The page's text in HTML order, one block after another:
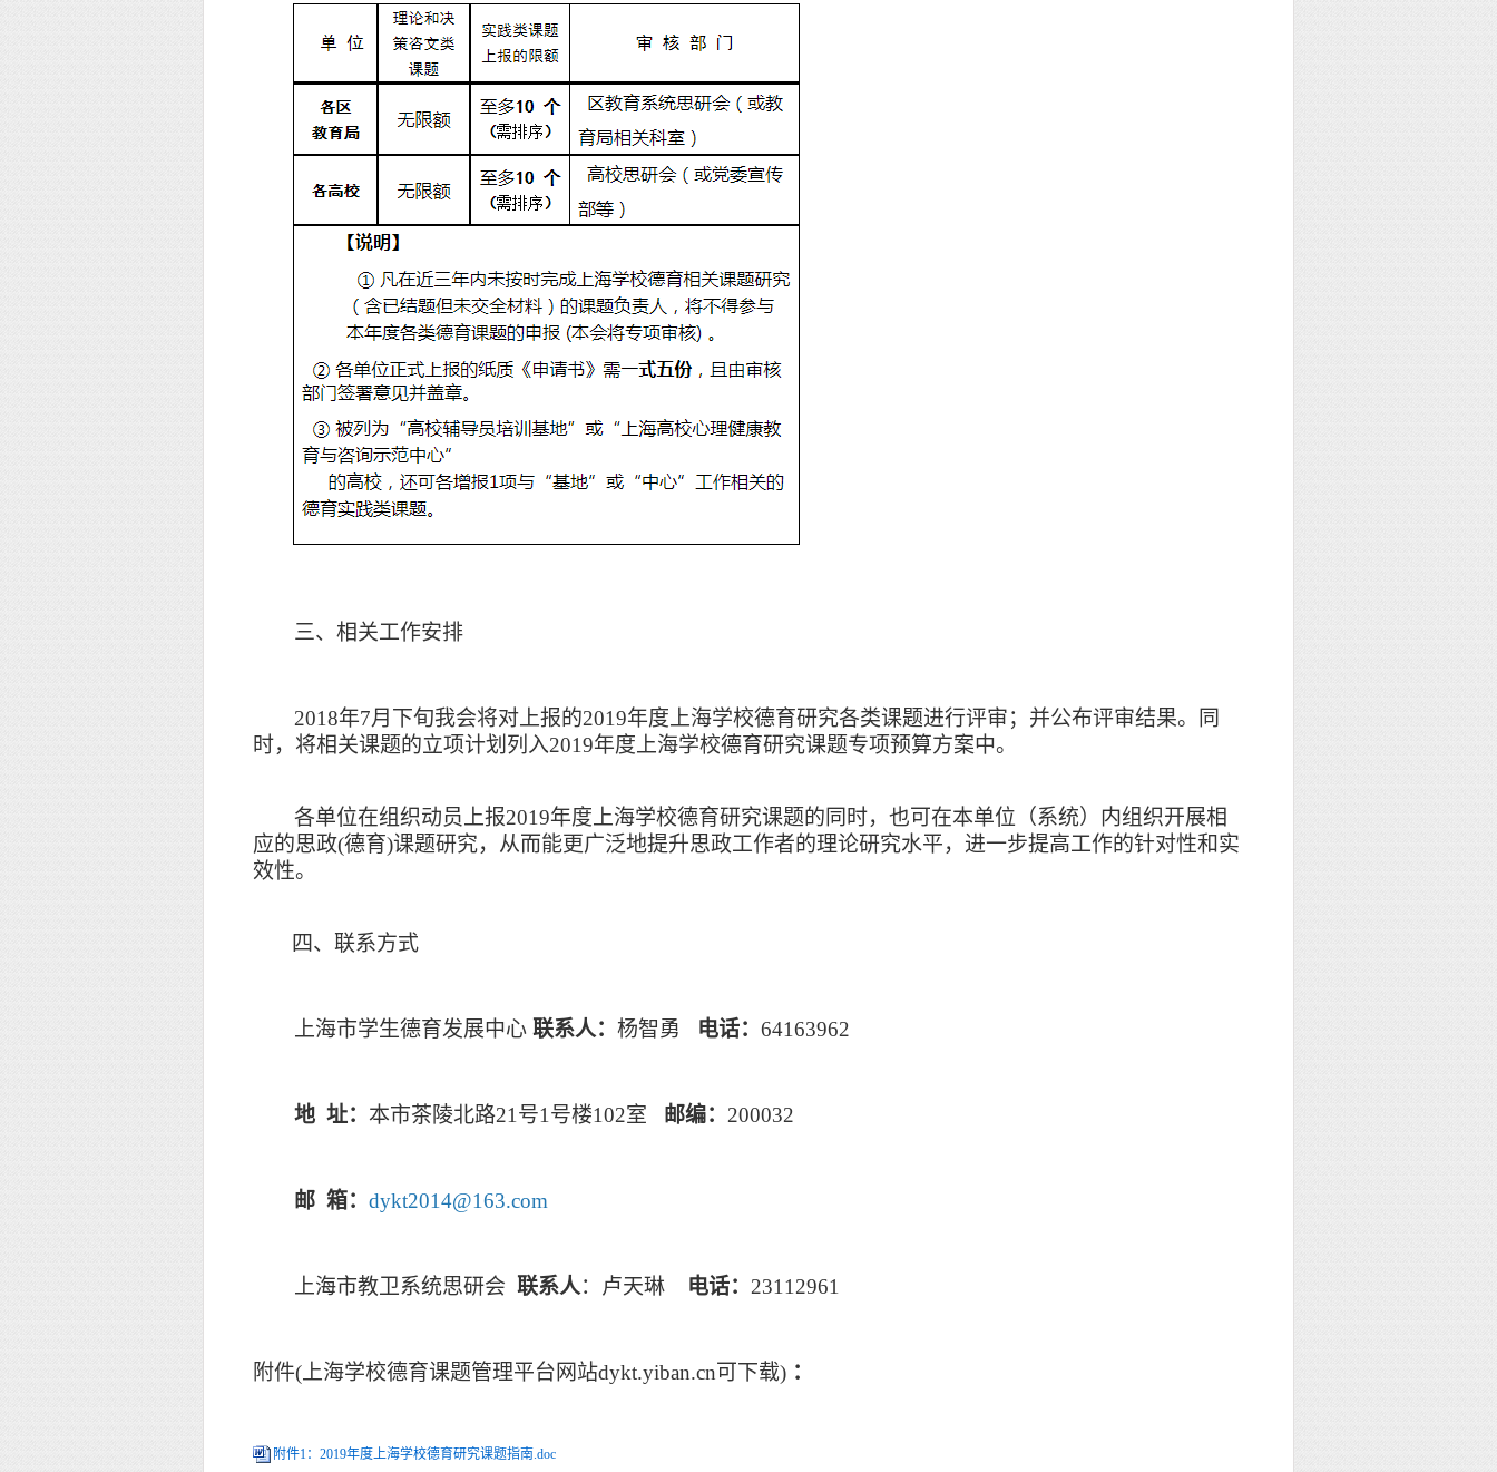
三、相关工作安排
2018年7月下旬我会将对上报的2019年度上海学校德育研究各类课题进行评审；并公布评审结果。同
时，将相关课题的立项计划列入2019年度上海学校德育研究课题专项预算方案中。
各单位在组织动员上报2019年度上海学校德育研究课题的同时，也可在本单位（系统）内组织开展相
应的思政(德育)课题研究，从而能更广泛地提升思政工作者的理论研究水平，进一步提高工作的针对性和实
效性。
四、联系方式
上海市学生德育发展中心 联系人： 杨智勇 电话： 64163962
地 址： 本市茶陵北路21号1号楼102室 邮编： 200032
邮 箱： dykt2014@163.com
上海市教卫系统思研会 联系人：卢天琳 电话： 23112961
附件( 上海学校德育课题管理平台网站dykt.yiban.cn可下载) ：
附件1：2019年度上海学校德育研究课题指南.doc